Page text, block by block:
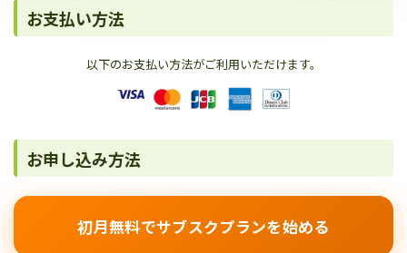
お支払い方法
以下のお支払い方法がご利用いただけます。
お申し込み方法
初月無料でサブスクプランを始める